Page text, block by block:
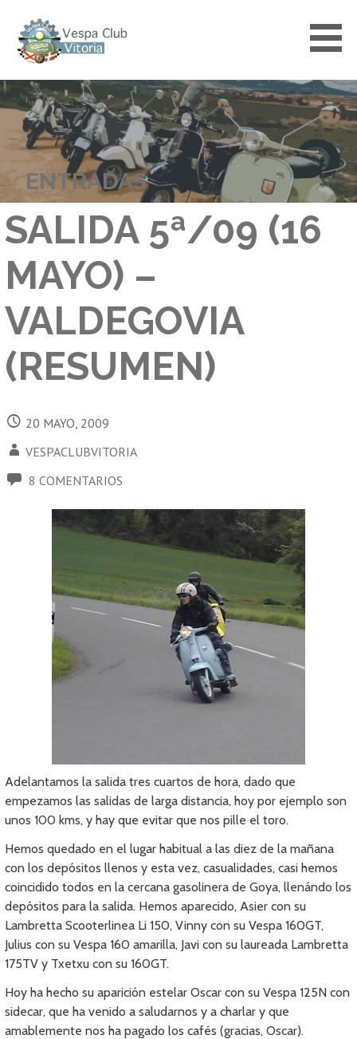
contenido
VESPACLUBVITORIA
ENTRADAS
SALIDA 5ª/09 (16
MAYO) –
VALDEGOVIA
(RESUMEN)
20 MAYO, 2009
VESPACLUBVITORIA
8 COMENTARIOS
Adelantamos la salida tres cuartos de hora, dado que
empezamos las salidas de larga distancia, hoy por ejemplo son
unos 100 kms, y hay que evitar que nos pille el toro.
Hemos quedado en el lugar habitual a las diez de la mañana
con los depósitos llenos y esta vez, casualidades, casi hemos
coincidido todos en la cercana gasolinera de Goya, llenándo los
depósitos para la salida. Hemos aparecido, Asier con su
Lambretta Scooterlinea Li 150, Vinny con su Vespa 160GT,
Julius con su Vespa 160 amarilla, Javi con su laureada Lambretta
175TV y Txetxu con su 160GT.
Hoy ha hecho su aparición estelar Oscar con su Vespa 125N con
sidecar, que ha venido a saludarnos y a charlar y que
amablemente nos ha pagado los cafés (gracias, Oscar).